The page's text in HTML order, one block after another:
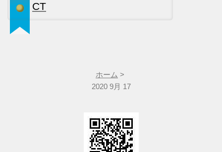
CT
ホーム >
2020 9月 17